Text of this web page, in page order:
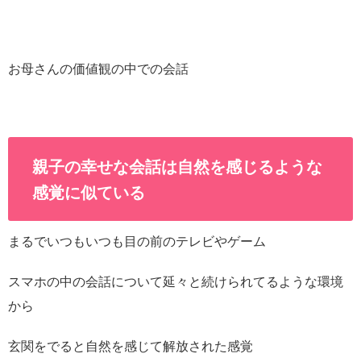
お母さんの価値観の中での会話
親子の幸せな会話は自然を感じるような
感覚に似ている
まるでいつもいつも目の前のテレビやゲーム
スマホの中の会話について延々と続けられてるような環境
から
玄関をでると自然を感じて解放された感覚